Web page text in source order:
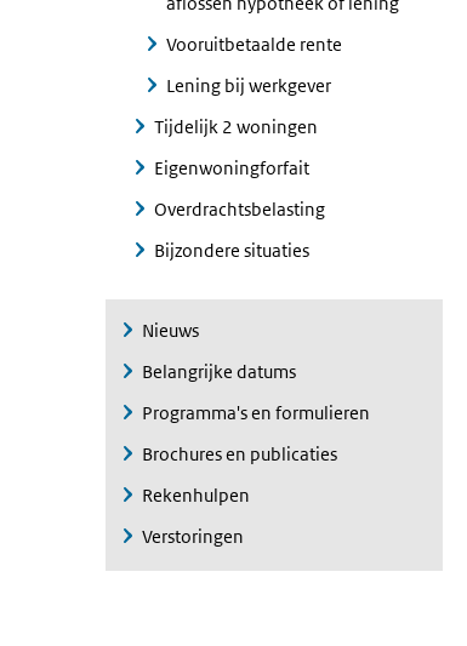
Vooruitbetaalde rente
Lening bij werkgever
Tijdelijk 2 woningen
Eigenwoningforfait
Overdrachtsbelasting
Bijzondere situaties
Nieuws
Belangrijke datums
Programma's en formulieren
Brochures en publicaties
Rekenhulpen
Verstoringen